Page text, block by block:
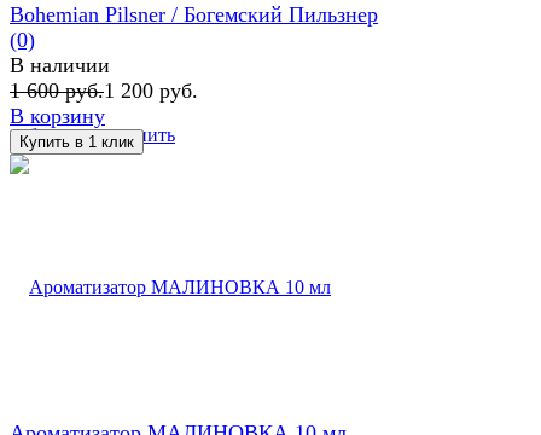
избранное сравнить
Bohemian Pilsner / Богемский Пильзнер
(0)
В наличии
1 600 руб.1 200 руб.
В корзину